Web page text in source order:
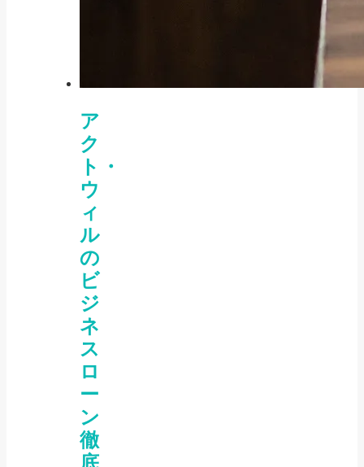
ア
ク
ト・
ウ
ィ
ル
の
ビ
ジ
ネ
ス
ロ
ー
ン
徹
底